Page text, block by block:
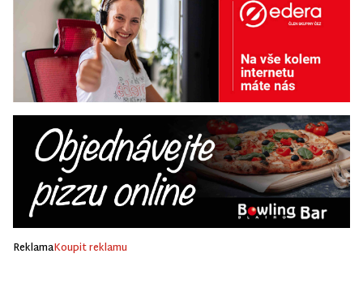
ReklamaKoupit reklamu